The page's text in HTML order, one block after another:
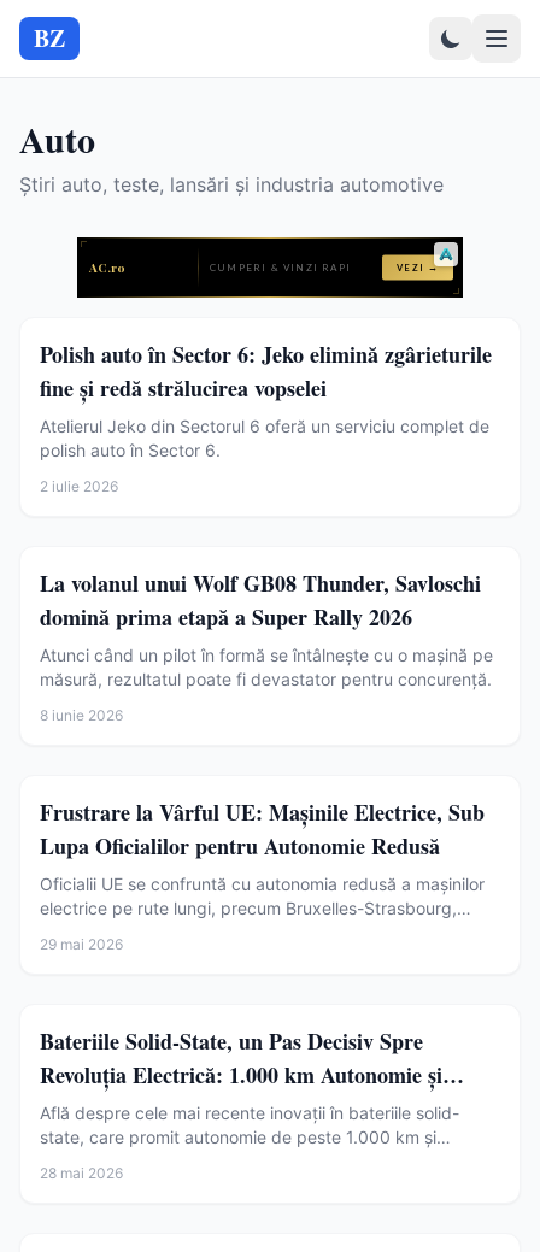
BZ
Auto
Știri auto, teste, lansări și industria automotive
Auto
Polish auto în Sector 6: Jeko elimină zgârieturile
fine și redă strălucirea vopselei
Atelierul Jeko din Sectorul 6 oferă un serviciu complet de
polish auto în Sector 6.
2 iulie 2026
Auto
La volanul unui Wolf GB08 Thunder, Savloschi
domină prima etapă a Super Rally 2026
Atunci când un pilot în formă se întâlnește cu o mașină pe
măsură, rezultatul poate fi devastator pentru concurență.
8 iunie 2026
Auto
Frustrare la Vârful UE: Mașinile Electrice, Sub
Lupa Oficialilor pentru Autonomie Redusă
Oficialii UE se confruntă cu autonomia redusă a mașinilor
electrice pe rute lungi, precum Bruxelles-Strasbourg,
verde.
29 mai 2026
Auto
Bateriile Solid-State, un Pas Decisiv Spre
Revoluția Electrică: 1.000 km Autonomie și
Încărcare în Minute
Află despre cele mai recente inovații în bateriile solid-
state, care promit autonomie de peste 1.000 km și
28 mai 2026